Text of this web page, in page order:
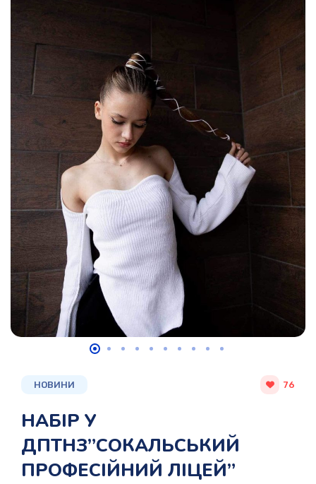
НОВИНИ 76
НАБІР У
ДПТНЗ”СОКАЛЬСЬКИЙ
ПРОФЕСІЙНИЙ ЛІЦЕЙ”